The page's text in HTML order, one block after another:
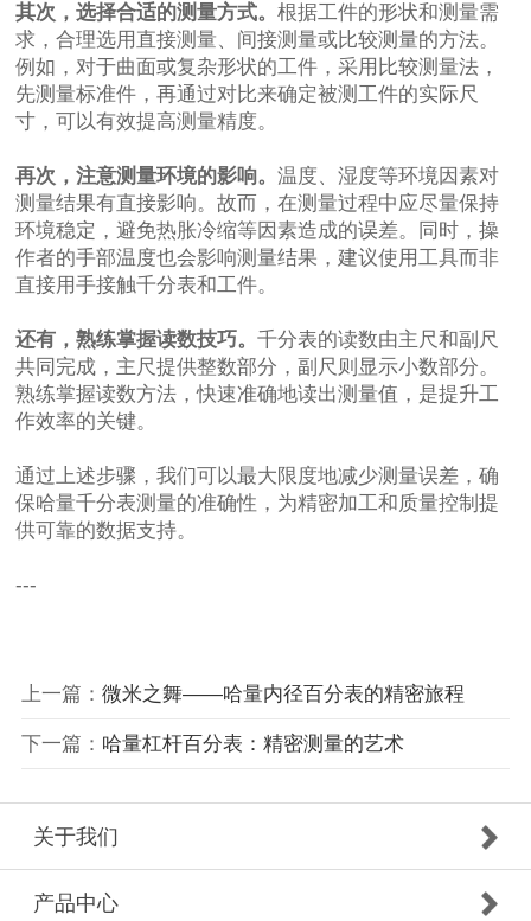
其次，选择合适的测量方式。根据工件的形状和测量需
求，合理选用直接测量、间接测量或比较测量的方法。
例如，对于曲面或复杂形状的工件，采用比较测量法，
先测量标准件，再通过对比来确定被测工件的实际尺
寸，可以有效提高测量精度。
再次，注意测量环境的影响。温度、湿度等环境因素对
测量结果有直接影响。故而，在测量过程中应尽量保持
环境稳定，避免热胀冷缩等因素造成的误差。同时，操
作者的手部温度也会影响测量结果，建议使用工具而非
直接用手接触千分表和工件。
还有，熟练掌握读数技巧。千分表的读数由主尺和副尺
共同完成，主尺提供整数部分，副尺则显示小数部分。
熟练掌握读数方法，快速准确地读出测量值，是提升工
作效率的关键。
通过上述步骤，我们可以最大限度地减少测量误差，确
保哈量千分表测量的准确性，为精密加工和质量控制提
供可靠的数据支持。
---
上一篇： 微米之舞——哈量内径百分表的精密旅程
下一篇： 哈量杠杆百分表：精密测量的艺术
关于我们
产品中心